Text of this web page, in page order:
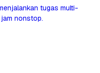
tugas multi-
nonstop.